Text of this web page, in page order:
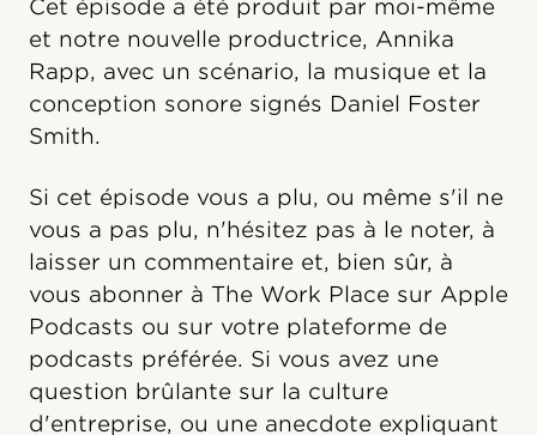
Cet épisode a été produit par moi-même
et notre nouvelle productrice, Annika
Rapp, avec un scénario, la musique et la
conception sonore signés Daniel Foster
Smith.
Si cet épisode vous a plu, ou même s'il ne
vous a pas plu, n'hésitez pas à le noter, à
laisser un commentaire et, bien sûr, à
vous abonner à The Work Place sur Apple
Podcasts ou sur votre plateforme de
podcasts préférée. Si vous avez une
question brûlante sur la culture
d'entreprise, ou une anecdote expliquant